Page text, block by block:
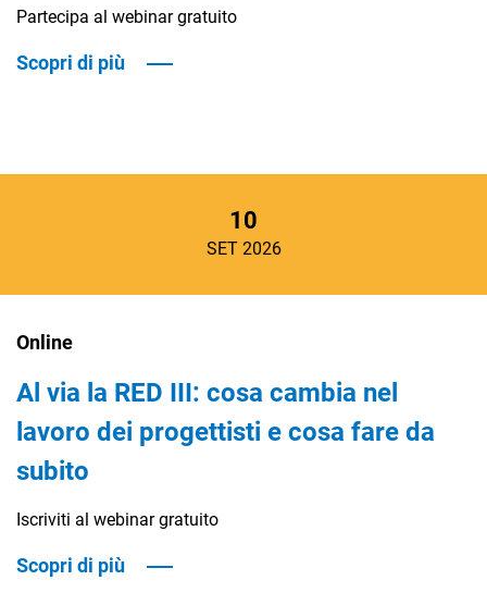
Partecipa al webinar gratuito
Scopri di più
10
SET 2026
Online
Al via la RED III: cosa cambia nel
lavoro dei progettisti e cosa fare da
subito
Iscriviti al webinar gratuito
Scopri di più